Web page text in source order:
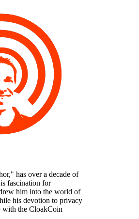
has over a decade of
fascination for
him into the world of
his devotion to privacy
with the CloakCoin